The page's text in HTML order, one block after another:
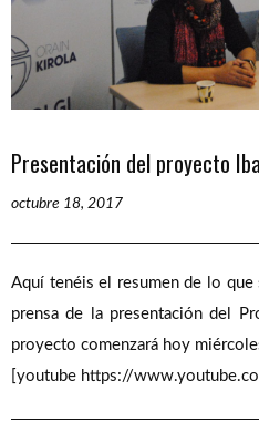
Presentación del proyecto
octubre 18, 2017
Aquí tenéis el resumen de lo
prensa de la presentación del
proyecto comenzará hoy
[youtube https://